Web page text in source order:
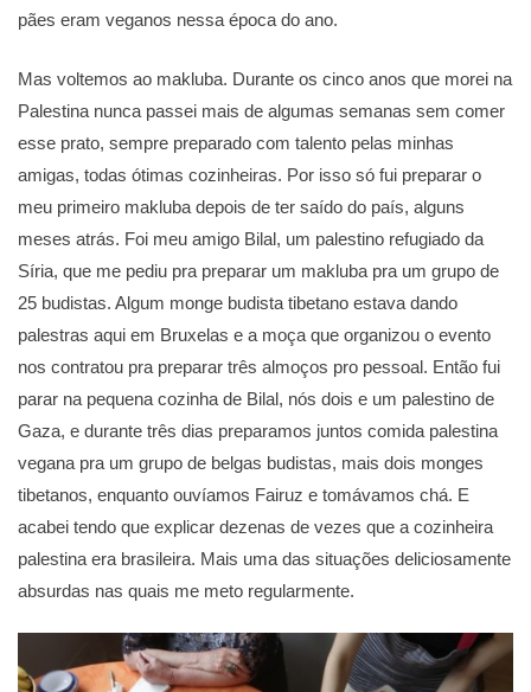
pães eram veganos nessa época do ano.
Mas voltemos ao makluba. Durante os cinco anos que morei na
Palestina nunca passei mais de algumas semanas sem comer
esse prato, sempre preparado com talento pelas minhas
amigas, todas ótimas cozinheiras. Por isso só fui preparar o
meu primeiro makluba depois de ter saído do país, alguns
meses atrás. Foi meu amigo Bilal, um palestino refugiado da
Síria, que me pediu pra preparar um makluba pra um grupo de
25 budistas. Algum monge budista tibetano estava dando
palestras aqui em Bruxelas e a moça que organizou o evento
nos contratou pra preparar três almoços pro pessoal. Então fui
parar na pequena cozinha de Bilal, nós dois e um palestino de
Gaza, e durante três dias preparamos juntos comida palestina
vegana pra um grupo de belgas budistas, mais dois monges
tibetanos, enquanto ouvíamos Fairuz e tomávamos chá. E
acabei tendo que explicar dezenas de vezes que a cozinheira
palestina era brasileira. Mais uma das situações deliciosamente
absurdas nas quais me meto regularmente.